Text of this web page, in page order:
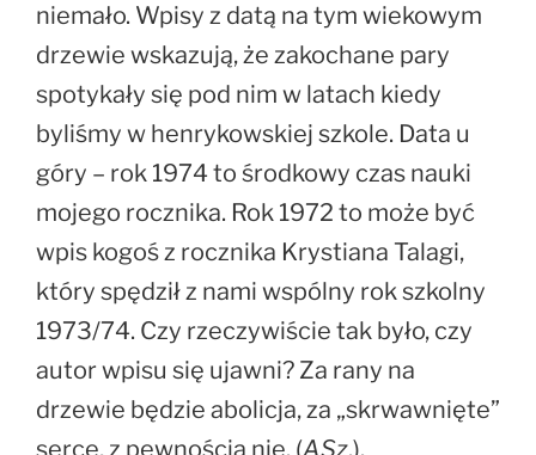
niemało. Wpisy z datą na tym wiekowym
drzewie wskazują, że zakochane pary
spotykały się pod nim w latach kiedy
byliśmy w henrykowskiej szkole. Data u
góry – rok 1974 to środkowy czas nauki
mojego rocznika. Rok 1972 to może być
wpis kogoś z rocznika Krystiana Talagi,
który spędził z nami wspólny rok szkolny
1973/74. Czy rzeczywiście tak było, czy
autor wpisu się ujawni? Za rany na
drzewie będzie abolicja, za „skrwawnięte”
serce, z pewnością nie. (ASz.).